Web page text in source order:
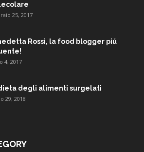
25, 2017
Rossi, la food blogger piú
4, 2017
degli alimenti surgelati
29, 2018